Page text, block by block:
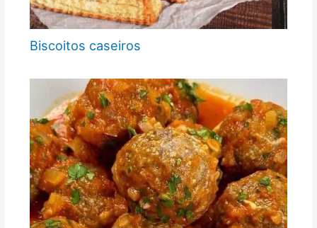
Biscoitos caseiros